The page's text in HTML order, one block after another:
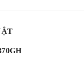
đĩa